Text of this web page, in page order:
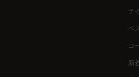
ートします。多くの高評価レビュ
今すぐCAGUUUの収納付きソファ
テ
ベ
コ
新